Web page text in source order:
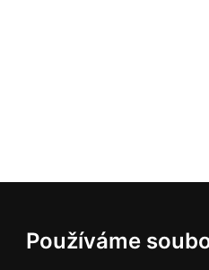
Používáme